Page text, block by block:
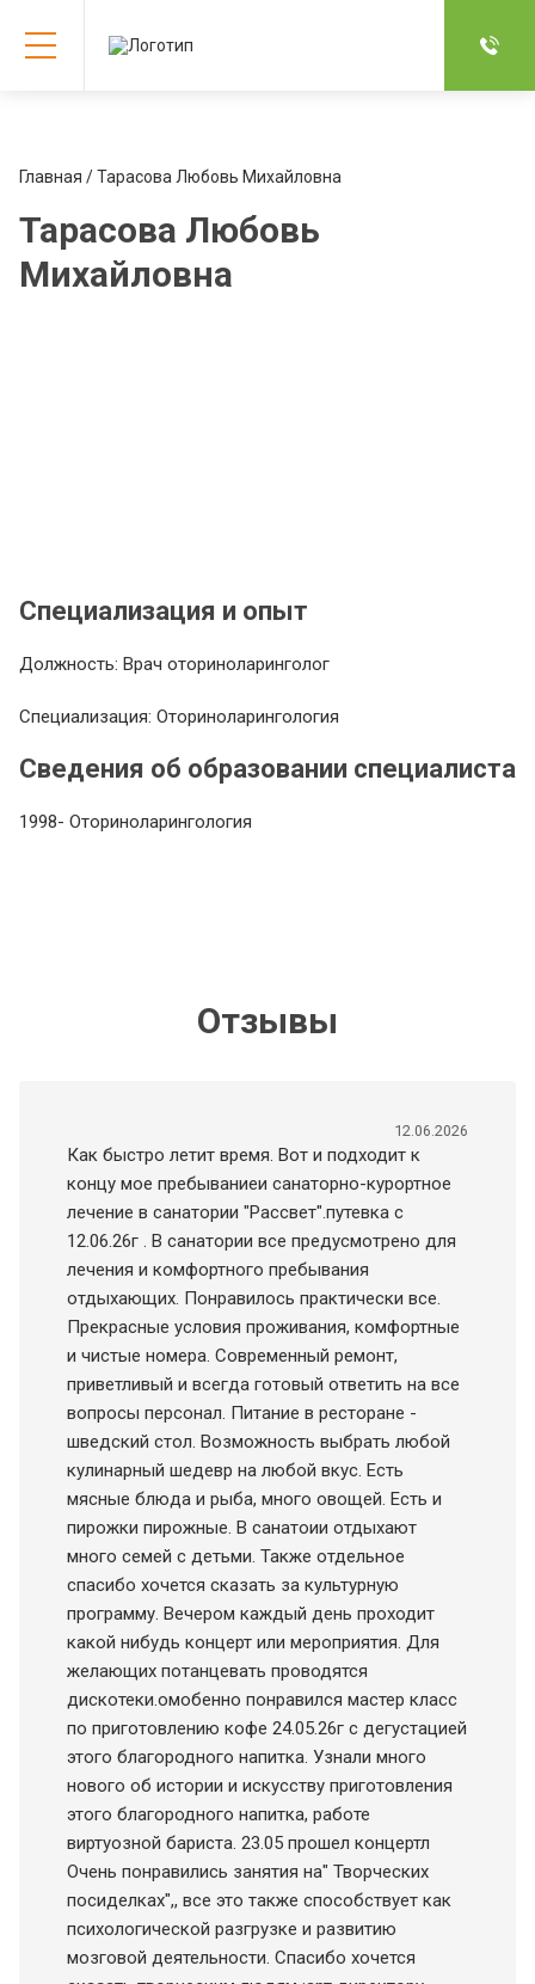
Главная / Тарасова Любовь Михайловна
Тарасова Любовь
Михайловна
Специализация и опыт
Должность: Врач оториноларинголог
Специализация: Оториноларингология
Сведения об образовании специалиста
1998- Оториноларингология
Отзывы
12.06.2026
Как быстро летит время. Вот и подходит к
концу мое пребываниеи санаторно-курортное
лечение в санатории "Рассвет".путевка с
12.06.26г . В санатории все предусмотрено для
лечения и комфортного пребывания
отдыхающих. Понравилось практически все.
Прекрасные условия проживания, комфортные
и чистые номера. Современный ремонт,
приветливый и всегда готовый ответить на все
вопросы персонал. Питание в ресторане -
шведский стол. Возможность выбрать любой
кулинарный шедевр на любой вкус. Есть
мясные блюда и рыба, много овощей. Есть и
пирожки пирожные. В санатоии отдыхают
много семей с детьми. Также отдельное
спасибо хочется сказать за культурную
программу. Вечером каждый день проходит
какой нибудь концерт или мероприятия. Для
желающих потанцевать проводятся
дискотеки.омобенно понравился мастер класс
по приготовлению кофе 24.05.26г с дегустацией
этого благородного напитка. Узнали много
нового об истории и искусству приготовления
этого благородного напитка, работе
виртуозной бариста. 23.05 прошел концертл
Очень понравились занятия на" Творческих
посиделках",, все это также способствует как
психологической разгрузке и развитию
мозговой деятельности. Спасибо хочется